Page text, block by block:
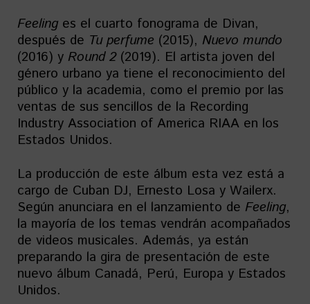
Feeling es el cuarto fonograma de Divan,
después de Tu perfume (2015), Nuevo mundo
(2016) y Round 2(2019). El artista joven del
género urbano ya tiene el reconocimiento del
público y la academia, como el premio por las
ventas de sus sencillos de la Recording
Industry Association of America RIAA en los
Estados Unidos.
La producción de este álbum esta vez está a
cargo de Cuban DJ, Ernesto Losa y Wailerx.
Según anunciara en el lanzamiento de Feeling,
la mayoría de los temas vendrán acompañados
de videos musicales. Además, ya están
preparando la gira de presentación de este
nuevo álbum Canadá, Perú, Europa y Estados
Unidos.